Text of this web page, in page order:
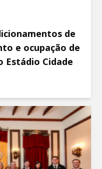
de
e ocupação de
Estádio Cidade